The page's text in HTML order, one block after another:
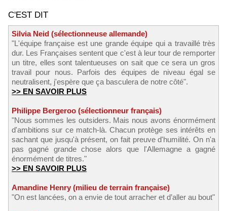
C'EST DIT
Silvia Neid (sélectionneuse allemande)
"L'équipe française est une grande équipe qui a travaillé très
dur. Les Françaises sentent que c'est à leur tour de remporter
un titre, elles sont talentueuses on sait que ce sera un gros
travail pour nous. Parfois des équipes de niveau égal se
neutralisent, j'espère que ça basculera de notre côté".
>> EN SAVOIR PLUS
Philippe Bergeroo (sélectionneur français)
"Nous sommes les outsiders. Mais nous avons énormément
d'ambitions sur ce match-là. Chacun protège ses intérêts en
sachant que jusqu'à présent, on fait preuve d'humilité. On n'a
pas gagné grande chose alors que l'Allemagne a gagné
énormément de titres."
>> EN SAVOIR PLUS
Amandine Henry (milieu de terrain française)
"On est lancées, on a envie de tout arracher et d’aller au bout"